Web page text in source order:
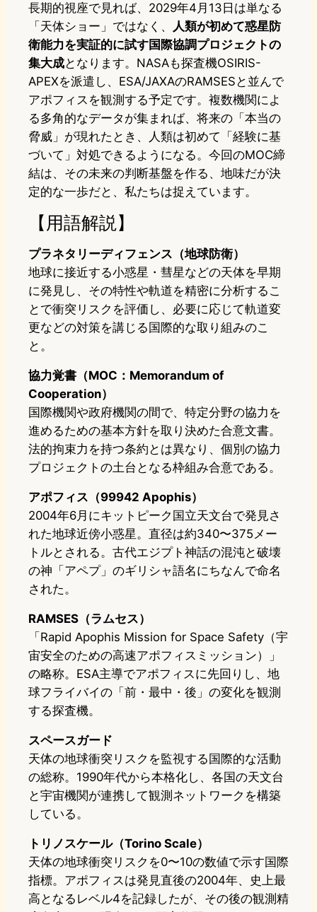
長期的視座で見れば、2029年4月13日は単なる
「天体ショー」ではなく、 人類が初めて惑星防
衛能力を実証的に試す国際協調プロジェクトの
集大成となります。NASAも探査機OSIRIS-
APEXを派遣し、ESA/JAXAのRAMSESと並んで
アポフィスを観測する予定です。複数機関によ
る多角的なデータが集まれば、将来の「本当の
脅威」が現れたとき、人類は初めて「経験に基
づいて」対処できるようになる。今回のMOC締
結は、その未来の判断基盤を作る、地味だが決
定的な一歩だと、私たちは捉えています。
【用語解説】
プラネタリーディフェンス（地球防衛）
地球に接近する小惑星・彗星などの天体を早期
に発見し、その特性や軌道を精密に分析するこ
とで衝突リスクを評価し、必要に応じて軌道変
更などの対策を講じる国際的な取り組みのこ
と。
協力覚書（MOC：Memorandum of
Cooperation）
国際機関や政府機関の間で、特定分野の協力を
進めるための基本方針を取り決めた合意文書。
法的拘束力を持つ条約とは異なり、個別の協力
プロジェクトの土台となる枠組み合意である。
アポフィス（99942 Apophis）
2004年6月にキットピーク国立天文台で発見さ
れた地球近傍小惑星。直径は約340〜375メー
トルとされる。古代エジプト神話の混沌と破壊
の神「アペプ」のギリシャ語名にちなんで命名
された。
RAMSES（ラムセス）
「Rapid Apophis Mission for Space Safety（宇
宙安全のための高速アポフィスミッション）」
の略称。ESA主導でアポフィスに先回りし、地
球フライバイの「前・最中・後」の変化を観測
する探査機。
スペースガード
天体の地球衝突リスクを監視する国際的な活動
の総称。1990年代から本格化し、各国の天文台
と宇宙機関が連携して観測ネットワークを構築
している。
トリノスケール（Torino Scale）
天体の地球衝突リスクを0〜10の数値で示す国際
指標。アポフィスは発見直後の2004年、史上最
高となるレベル4を記録したが、その後の観測精